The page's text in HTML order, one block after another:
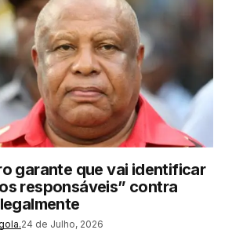
garante que vai identificar
responsáveis” contra
24 de Julho, 2026